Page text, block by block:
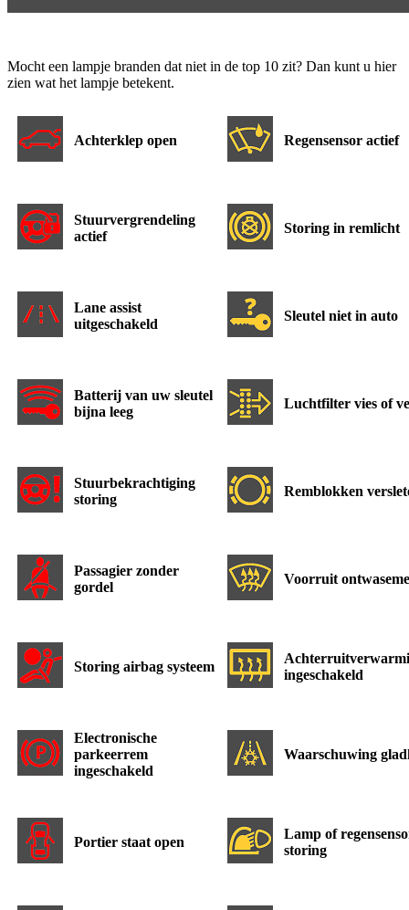
Mocht een lampje branden dat niet in de top 10 zit? Dan kunt u hier
zien wat het lampje betekent.
Achterklep open Regensensor actief
Stuurvergrendeling
actief
Storing in remlicht
Lane assist
uitgeschakeld
Sleutel niet in auto
Batterij van uw sleutel
bijna leeg
Luchtfilter vies of
Stuurbekrachtiging
storing
Remblokken
Passagier zonder
gordel
Voorruit
Storing airbag systeem
ingeschakeld
Electronische
parkeerrem
ingeschakeld
Waarschuwing
Portier staat open
Lamp of
storing